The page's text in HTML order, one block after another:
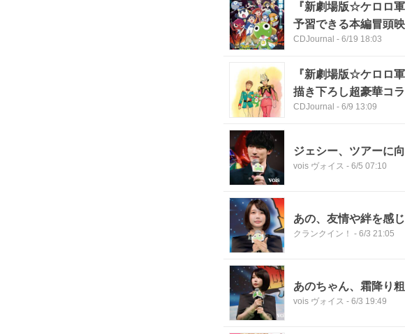
『新劇場版☆ケロロ
予習できる本編冒頭
CDJournal - 6/19 18:03
『新劇場版☆ケロロ
描き下ろし超豪華コ
CDJournal - 6/9 13:09
ジェシー、ツアーに
vois ヴォイス - 6/5 07:10
あの、友情や絆を感
クランクイン！ - 6/3 21:05
あのちゃん、霜降り
vois ヴォイス - 6/3 19:49